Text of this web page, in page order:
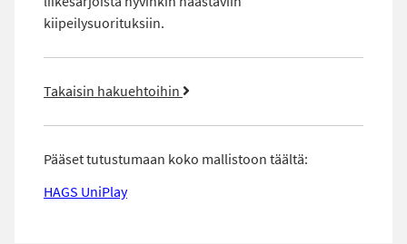
kiipeilysuorituksiin.
Takaisin hakuehtoihin
Pääset tutustumaan koko mallistoon täältä:
HAGS UniPlay